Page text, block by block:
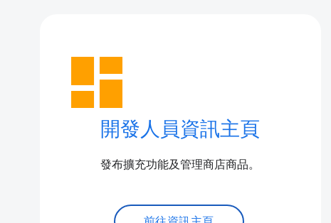
dashboard
開發人員資訊主頁
發布擴充功能及管理商店商品。